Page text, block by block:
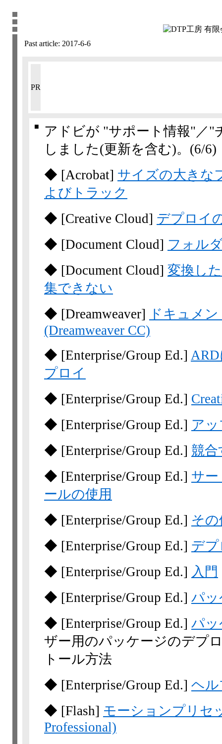
Past article: 2017-6-6
PR
■
アドビが "サポート情報"／"
しました(更新を含む)。 (6/6)
◆ [Acrobat] サイズの大きな
よびトラック
◆ [Creative Cloud] デプロイ
◆ [Document Cloud] フォル
◆ [Document Cloud] 変換し
集できない
◆ [Dreamweaver] ドキュメ
(Dreamweaver CC)
◆ [Enterprise/Group Ed.]
プロイ
◆ [Enterprise/Group Ed.]
◆ [Enterprise/Group Ed.] ア
◆ [Enterprise/Group Ed.] 競
◆ [Enterprise/Group Ed.] サ
ールの使用
◆ [Enterprise/Group Ed.] そ
◆ [Enterprise/Group Ed.] デ
◆ [Enterprise/Group Ed.] 入門
◆ [Enterprise/Group Ed.] パッ
◆ [Enterprise/Group Ed.] パ
ザー用のパッケージのデプ
トール方法
◆ [Enterprise/Group Ed.] ヘル
◆ [Flash] モーションプリセ
Professional)